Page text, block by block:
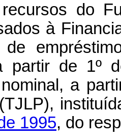
do
à
partir de 1º
a
1995, do